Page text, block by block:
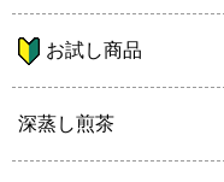
お試し商品
深蒸し煎茶